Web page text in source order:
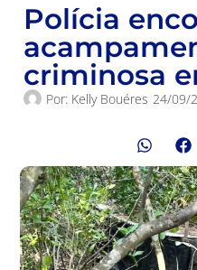
Polícia
criminosa
Por: Kelly Bouéres 24/09/